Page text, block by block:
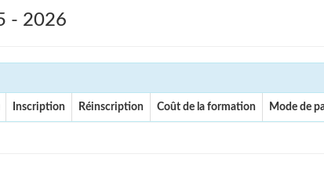
- 2026
Inscription Réinscription Coût de la formation Mode de